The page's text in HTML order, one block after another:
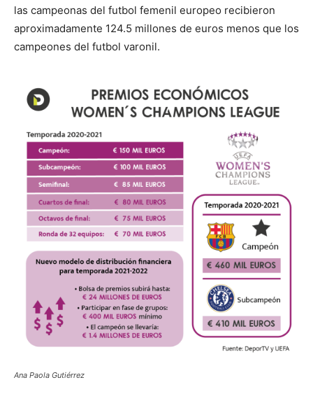
las campeonas del futbol femenil europeo recibieron
aproximadamente 124.5 millones de euros menos que los
campeones del futbol varonil.
Ana Paola Gutiérrez